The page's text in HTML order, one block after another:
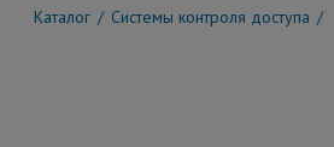
Каталог Системы контроля доступа